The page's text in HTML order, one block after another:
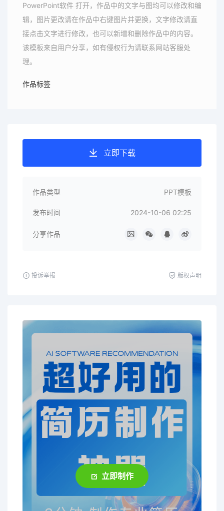
PowerPoint软件 打开，作品中的文字与图均可以修改和编
辑，图片更改请在作品中右键图片并更换，文字修改请直
接点击文字进行修改，也可以新增和删除作品中的内容。
该模板来自用户分享，如有侵权行为请联系网站客服处
理。
作品标签
立即下载
作品类型 PPT模板
发布时间 2024-10-06 02:25
分享作品
投诉举报 版权声明
立即制作